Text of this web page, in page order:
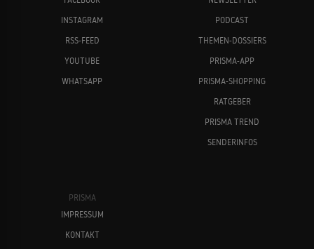
INSTAGRAM
RSS-FEED
YOUTUBE
WHATSAPP
PODCAST
THEMEN-DOSSIERS
PRISMA-APP
PRISMA-SHOPPING
RATGEBER
PRISMA TREND
SENDERINFOS
PRISMA
IMPRESSUM
KONTAKT